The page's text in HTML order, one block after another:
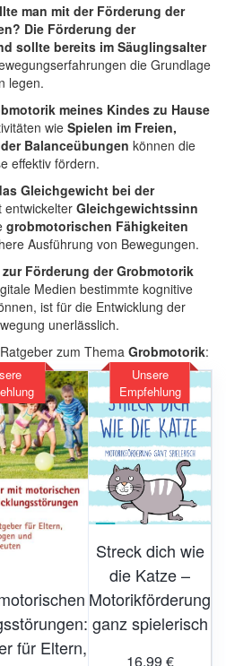
man mit der Förderung der
Die Förderung der
sollte bereits im Säuglingsalter
die Grundlage
legen.
meines Kindes zu Hause
wieSpielen im Freien,
Balanceübungen können die
effektiv fördern.
Gleichgewicht bei der
entwickelter Gleichgewichtssinn
grobmotorischen Fähigkeiten
Ausführung von Bewegungen.
Förderung der Grobmotorik
Medien bestimmte kognitive
ist für die Entwicklung der
unerlässlich.
zum Thema Grobmotorik:
für Eltern,
Unsere
Empfehlung
Streck dich wie
die Katze –
Motorikförderung
ganz spielerisch
16,99 €